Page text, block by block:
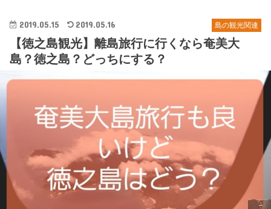
島の観光関連
2019.05.15 2019.05.16
【徳之島観光】離島旅行に行くなら奄美大
島？徳之島？どっちにする？